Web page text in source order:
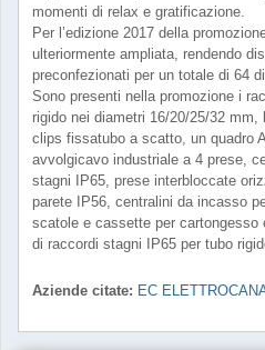
momenti di relax e gratificazione.
Per l’edizione 2017 della
ulteriormente ampliata, rendendo
preconfezionati per un totale di 64
Sono presenti nella promozione i
rigido nei diametri 16/20/25/32
clips fissatubo a scatto, un quadro
avvolgicavo industriale a 4 prese,
stagni IP65, prese interbloccate
parete IP56, centralini da incasso
scatole e cassette per cartongesso
di raccordi stagni IP65 per tubo
Aziende citate: EC